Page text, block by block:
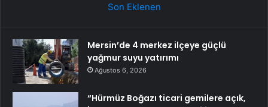
Son Eklenen
Mersin’de 4 merkez ilçeye güçlü
yağmur suyu yatırımı
Ağustos 6, 2026
“Hürmüz Boğazı ticari gemilere açık,